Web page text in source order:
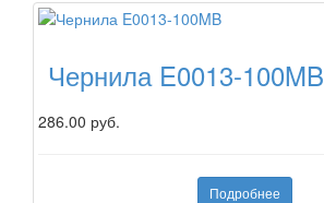
Чернила E0013-100MB
286.00 руб.
Подробнее